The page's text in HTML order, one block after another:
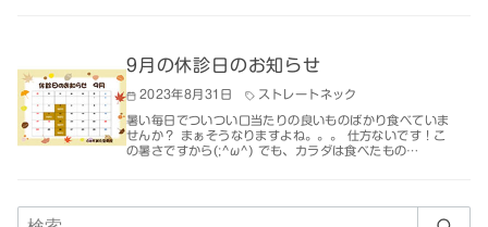
9月の休診日のお知らせ
2023年8月31日 ストレートネック
暑い毎日でついつい口当たりの良いものばかり食べていま
せんか？ まぁそうなりますよね。。。 仕方ないです！こ
の暑さですから(;^ω^) でも、カラダは食べたもの…